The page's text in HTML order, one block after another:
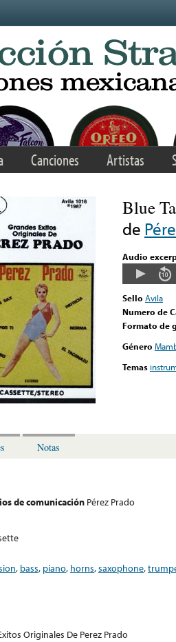
Canciones Artistas
Blue
de
Audio
Sello Avila
Numero de
Formato de
Género
Temas
Notas
de comunicación Pérez Prado
, bass, piano, horns,saxophone,
Originales De Perez Prado